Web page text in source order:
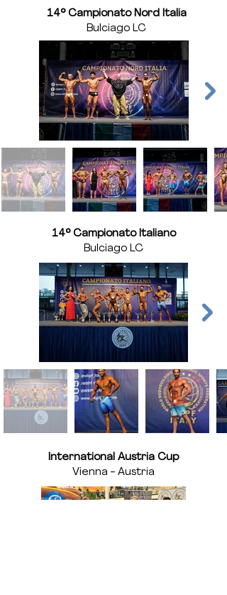
14° Campionato Nord Italia
Bulciago LC
14° Campionato Italiano
Bulciago LC
International Austria Cup
Vienna - Austria